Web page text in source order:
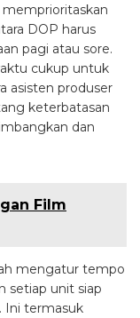
memprioritaskan
DOP harus
pagi atau sore.
cukup untuk
asisten produser
keterbatasan
dan
Film
mengatur tempo
setiap unit siap
Ini termasuk